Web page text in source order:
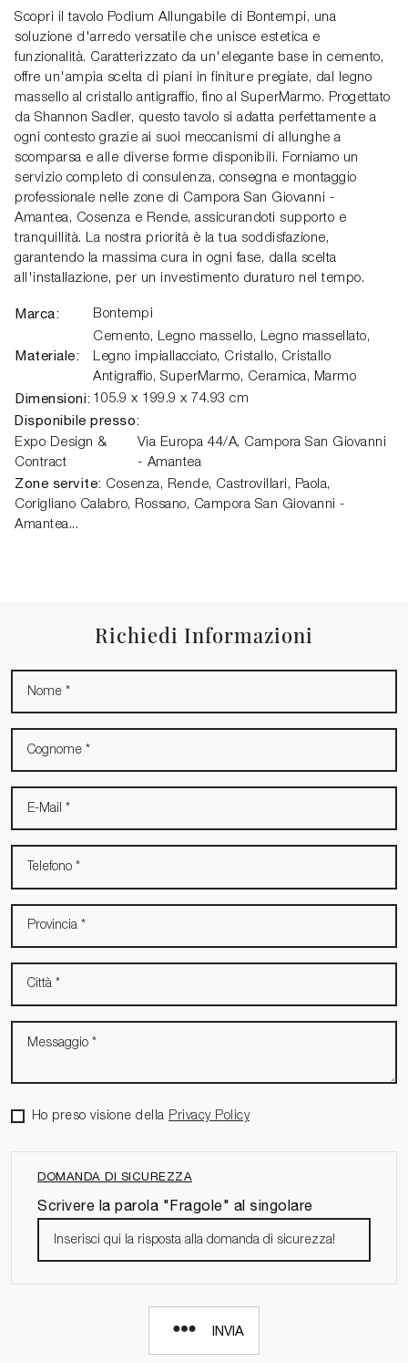
Scopri il tavolo Podium Allungabile di Bontempi, una
soluzione d'arredo versatile che unisce estetica e
funzionalità. Caratterizzato da un'elegante base in cemento,
offre un'ampia scelta di piani in finiture pregiate, dal legno
massello al cristallo antigraffio, fino al SuperMarmo. Progettato
da Shannon Sadler, questo tavolo si adatta perfettamente a
ogni contesto grazie ai suoi meccanismi di allunghe a
scomparsa e alle diverse forme disponibili. Forniamo un
servizio completo di consulenza, consegna e montaggio
professionale nelle zone di Campora San Giovanni -
Amantea, Cosenza e Rende, assicurandoti supporto e
tranquillità. La nostra priorità è la tua soddisfazione,
garantendo la massima cura in ogni fase, dalla scelta
all'installazione, per un investimento duraturo nel tempo.
Marca: Bontempi
Materiale:
Cemento, Legno massello, Legno massellato,
Legno impiallacciato, Cristallo, Cristallo
Antigraffio, SuperMarmo, Ceramica, Marmo
Dimensioni: 105.9 x 199.9 x 74.93 cm
Disponibile presso:
Expo Design &
Contract
Via Europa 44/A, Campora San Giovanni
- Amantea
Zone servite: Cosenza, Rende, Castrovillari, Paola,
Corigliano Calabro, Rossano, Campora San Giovanni -
Amantea...
Richiedi Informazioni
Ho preso visione della Privacy Policy
DOMANDA DI SICUREZZA
Scrivere la parola "Fragole" al singolare
INVIA